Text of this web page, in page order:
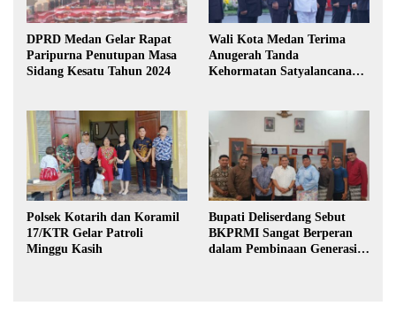
DPRD Medan Gelar Rapat
Paripurna Penutupan Masa
Sidang Kesatu Tahun 2024
Wali Kota Medan Terima
Anugerah Tanda
Kehormatan Satyalancana
Polsek Kotarih dan Koramil
17/KTR Gelar Patroli
Minggu Kasih
Bupati Deliserdang Sebut
BKPRMI Sangat Berperan
dalam Pembinaan Generasi